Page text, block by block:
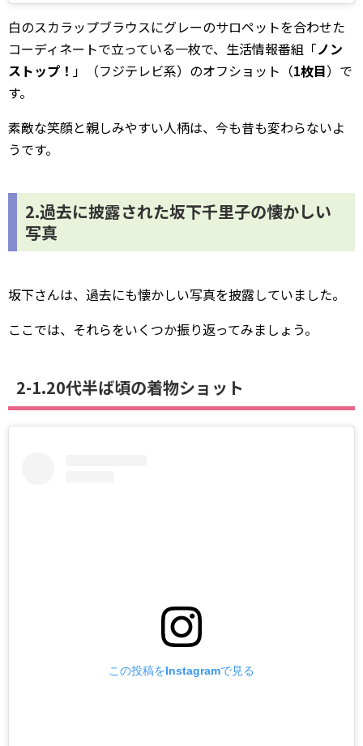
白のスカラップブラウスにグレーのサロペットを合わせた
コーディネートで立っている一枚で、生活情報番組「ノン
ストップ！ 」（フジテレビ系）のオフショット（1枚目）で
す。
素敵な笑顔と親しみやすい人柄は、今も昔も変わらないよ
うです。
2.過去に披露された坂下千里子の懐かしい
写真
坂下さんは、過去にも懐かしい写真を披露していました。
ここでは、それらをいくつか振り返ってみましょう。
2-1.20代半ば頃の着物ショット
この投稿をInstagramで見る